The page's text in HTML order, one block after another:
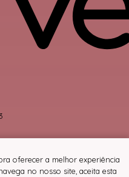
oferecer a melhor experiência
no nosso site, aceita esta